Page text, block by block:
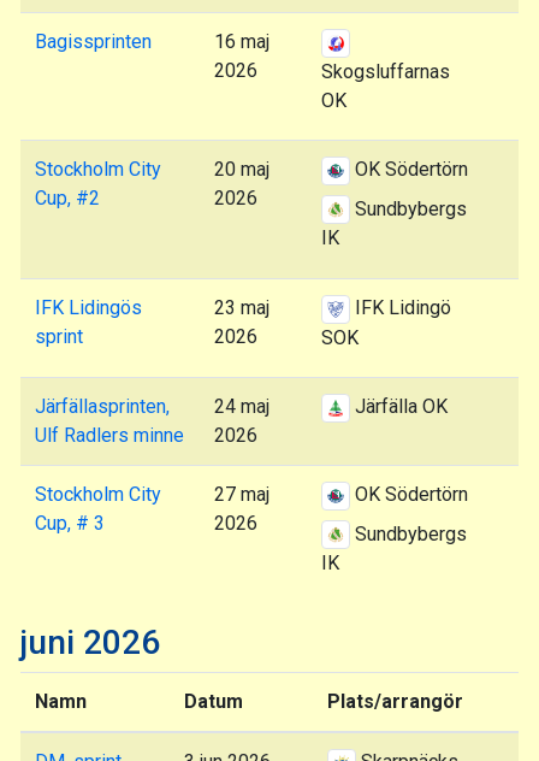
Bagissprinten
16 maj
2026
Skogsluffarnas
OK
Stockholm City
Cup, #2
20 maj
2026
OK Södertörn
Sundbybergs
IK
IFK Lidingös
sprint
23 maj
2026
IFK Lidingö
SOK
Järfällasprinten,
Ulf Radlers minne
24 maj
2026
Järfälla OK
Stockholm City
Cup, # 3
27 maj
2026
OK Södertörn
Sundbybergs
IK
juni 2026
Namn Datum Plats/arrangör